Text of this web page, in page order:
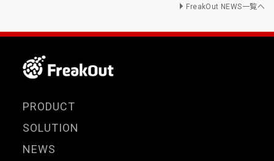
FreakOut NEWS一覧へ
PRODUCT
SOLUTION
NEWS